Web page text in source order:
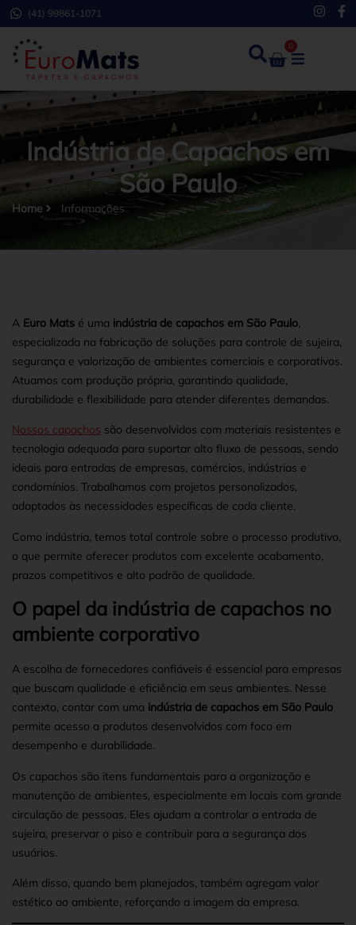
(41) 99861-1071
0
Indústria de Capachos em
São Paulo
Home Informações
A Euro Mats é uma indústria de capachos em São Paulo,
especializada na fabricação de soluções para controle de sujeira,
segurança e valorização de ambientes comerciais e corporativos.
Atuamos com produção própria, garantindo qualidade,
durabilidade e flexibilidade para atender diferentes demandas.
Nossos capachos são desenvolvidos com materiais resistentes e
tecnologia adequada para suportar alto fluxo de pessoas, sendo
ideais para entradas de empresas, comércios, indústrias e
condomínios. Trabalhamos com projetos personalizados,
adaptados às necessidades específicas de cada cliente.
Como indústria, temos total controle sobre o processo produtivo,
o que permite oferecer produtos com excelente acabamento,
prazos competitivos e alto padrão de qualidade.
O papel da indústria de capachos no
ambiente corporativo
A escolha de fornecedores confiáveis é essencial para empresas
que buscam qualidade e eficiência em seus ambientes. Nesse
contexto, contar com uma indústria de capachos em São Paulo
permite acesso a produtos desenvolvidos com foco em
desempenho e durabilidade.
Os capachos são itens fundamentais para a organização e
manutenção de ambientes, especialmente em locais com grande
circulação de pessoas. Eles ajudam a controlar a entrada de
sujeira, preservar o piso e contribuir para a segurança dos
usuários.
Além disso, quando bem planejados, também agregam valor
estético ao ambiente, reforçando a imagem da empresa.